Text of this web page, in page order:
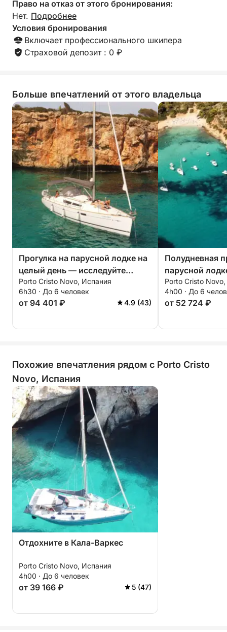
Право на отказ от этого бронирования:
Нет. Подробнее
Условия бронирования
Включает профессионального шкипера
Страховой депозит : 0 ₽
Больше впечатлений от этого владельца
Прогулка на парусной лодке на
целый день — исследуйте
прибрежные чудеса Майорки
Porto Cristo Novo, Испания
6h30 · До 6 человек
от 94 401 ₽ 4.9 (43)
Полудневная
парусной
бухты и
Porto Cristo
4h00 · До 6
от 52 724 ₽
Похожие впечатления рядом с Porto Cristo
Novo, Испания
Отдохните в Кала-Варкес
Porto Cristo Novo, Испания
4h00 · До 6 человек
от 39 166 ₽ 5 (47)